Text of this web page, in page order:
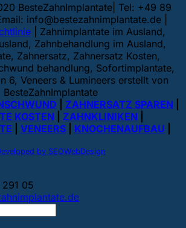
BesteZahnImplantate| Tel: +49 89
info@bestezahnimplantate.de
| Zahnimplantate im Ausland,
Zahnbehandlung im Ausland,
Zahnersatz, Zahnersatz Kosten,
behandlung, Sofortimplantate,
6, Veneers & Lumineers erstellt von
BesteZahnImplantate
ZAHNERSATZ SPAREN
KOSTEN
ZAHNKLINIKEN
VENEERS KNOCHENAUFBAU
by SEOWebDesign
05